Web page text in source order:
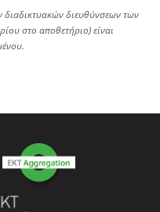
διαδικτυακών διευθύνσεων των
στο αποθετήριο) είναι